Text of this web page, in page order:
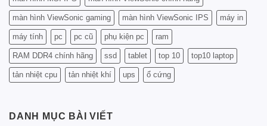
màn hình ViewSonic gaming màn hình ViewSonic IPS máy in
máy tính pc pc cũ phụ kiện pc ram
RAM DDR4 chính hãng ssd tablet top 10 top10 laptop
tản nhiệt cpu tản nhiệt khí ups ổ cứng
DANH MỤC BÀI VIẾT